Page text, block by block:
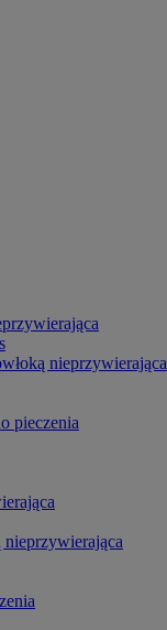
nieprzywierająca
pieczenia
nieprzywierająca